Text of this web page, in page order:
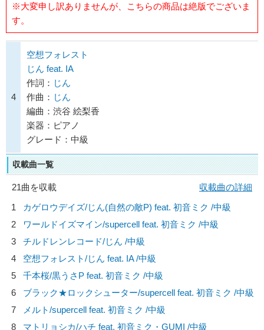
※大変申し訳ありませんが、こちらの商品は絶版でございま
す。
4
空想フォレスト
じん feat. IA
作詞： じん
作曲： じん
編曲：渋谷 絵梨香
楽器：ピアノ
グレード：中級
収載曲一覧
21曲を収載
収載曲の詳細
1
カゲロウデイズ/じん(自然の敵P) feat. 初音ミク /中級
2
ワールドイズマイン/supercell feat. 初音ミク /中級
3
チルドレンレコード/じん /中級
4
空想フォレスト/じん feat. IA/中級
5
千本桜/黒うさP feat. 初音ミク /中級
6
ブラック★ロックシューター/supercell feat. 初音ミク /中級
7
メルト/supercell feat. 初音ミク /中級
8
マトリョシカ/ハチ feat. 初音ミク・GUMI /中級